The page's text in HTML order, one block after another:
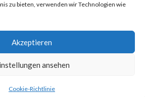
zu bieten, verwenden wir Technologien wie
Akzeptieren
ansehen
Cookie-Richtlinie
von dem du dir wünschst, deine
Rändern - Schreiblust Leselust
Geschichte des verlorenen Kindes